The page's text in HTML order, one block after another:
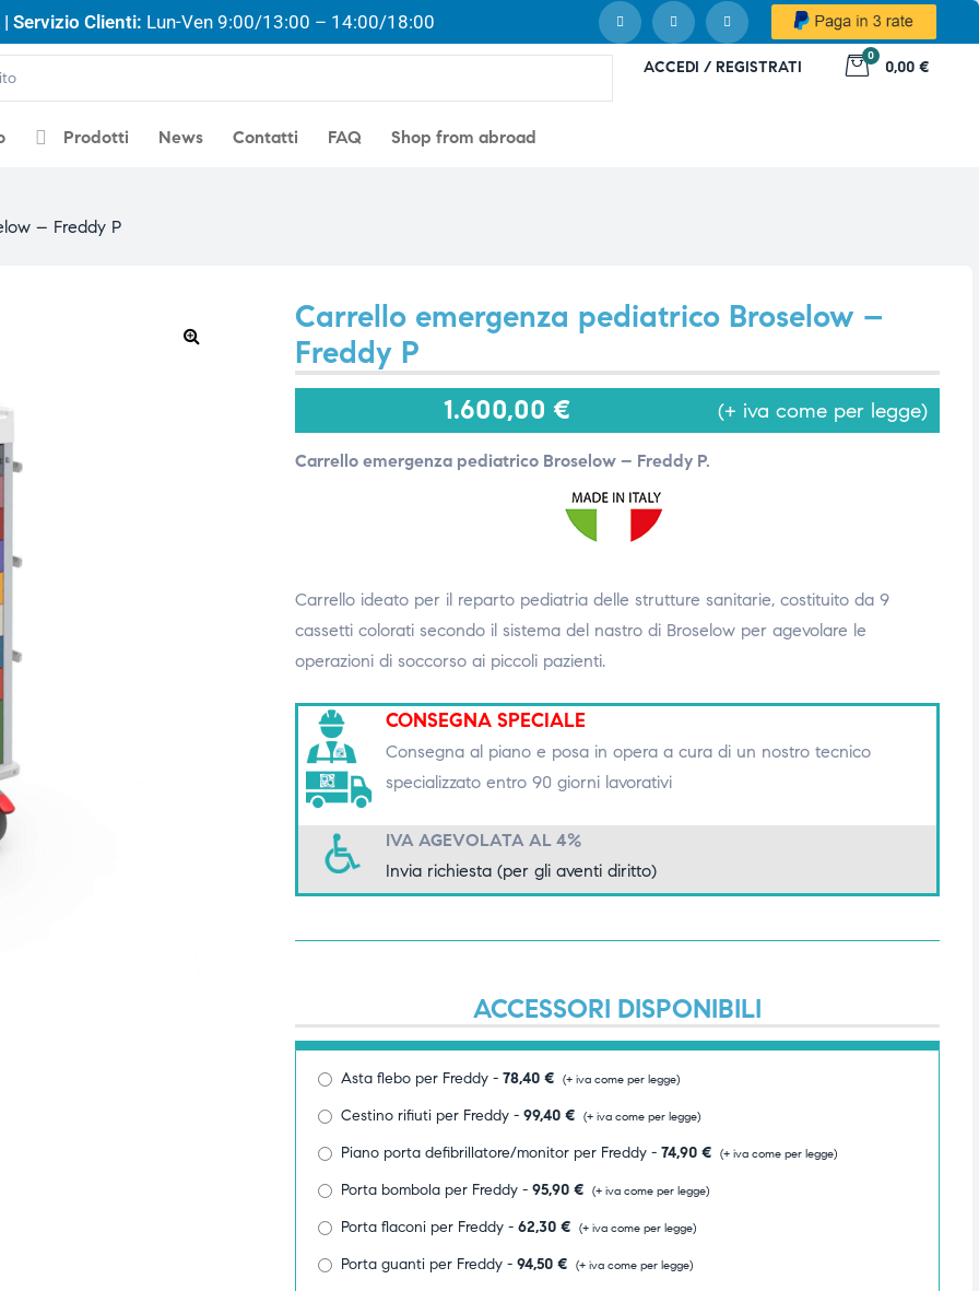
Servizio Clienti: Lun-Ven 9:00/13:00 – 14:00/18:00
ACCEDI / REGISTRATI
0
0,00 €
Prodotti News Contatti FAQ Shop from abroad
– Freddy P
Carrello emergenza pediatrico Broselow –
Freddy P
1.600,00 € (+ iva come per legge)
Carrello emergenza pediatrico Broselow – Freddy P.
Carrello ideato per il reparto pediatria delle strutture sanitarie, costituito da 9
cassetti colorati secondo il sistema del nastro di Broselow per agevolare le
operazioni di soccorso ai piccoli pazienti.
CONSEGNA SPECIALE
Consegna al piano e posa in opera a cura di un nostro tecnico
specializzato entro 90 giorni lavorativi
IVA AGEVOLATA AL 4%
Invia richiesta (per gli aventi diritto)
ACCESSORI DISPONIBILI
Asta flebo per Freddy - 78,40 € (+ iva come per legge)
Cestino rifiuti per Freddy - 99,40 € (+ iva come per legge)
Piano porta defibrillatore/monitor per Freddy - 74,90 € (+ iva come per legge)
Porta bombola per Freddy - 95,90 € (+ iva come per legge)
Porta flaconi per Freddy - 62,30 € (+ iva come per legge)
Porta guanti per Freddy - 94,50 € (+ iva come per legge)